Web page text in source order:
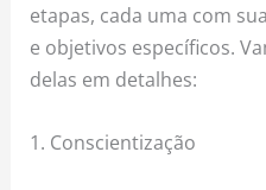
etapas, cada uma com
e objetivos específicos.
delas em detalhes:
1. Conscientização